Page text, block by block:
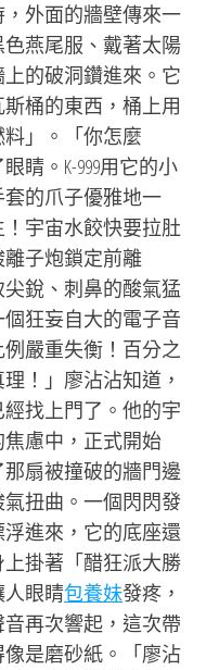
外面的牆壁傳來一
燕尾服、戴著太陽
的破洞鑽進來。它
桶的東西，桶上用
」。「你怎麼
。K-999用它的小
的爪子優雅地一
宇宙水餃快要拉肚
子炮鎖定前離
銳、刺鼻的酸氣猛
狂妄自大的電子音
嚴重失衡！百分之
！」廖沾沾知道，
找上門了。他的宇
慮中，正式開始
扇被撞破的牆門邊
扭曲。一個閃閃發
進來，它的底座還
掛著「醋狂派大勝
眼睛包養妹發疼，
再次響起，這次帶
是磨砂紙。「廖沾